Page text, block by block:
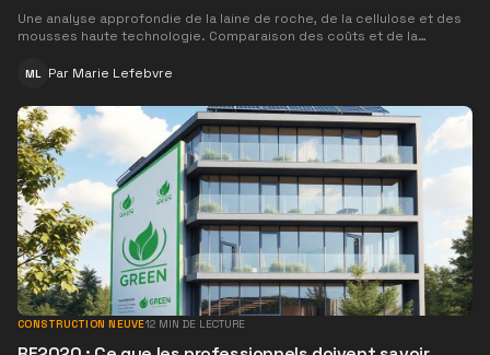
Une analyse approfondie de la laine de roche, de la cellulose et des
mousses haute technologie. Comparaison des coûts et de la
ML Par Marie Lefebvre
CONSTRUCTION NEUVE12MIN DE LECTURE